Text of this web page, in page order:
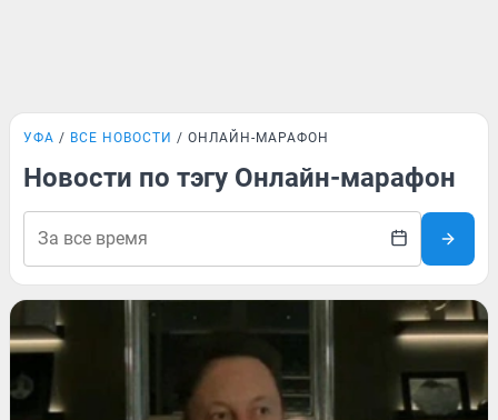
УФА ВСЕ НОВОСТИ ОНЛАЙН-МАРАФОН
Новости по тэгу Онлайн-марафон